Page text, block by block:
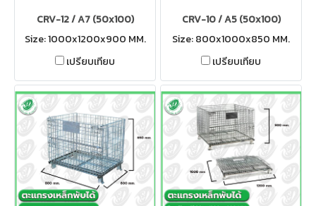
CRV-12 / A7 (50x100)
Size: 1000x1200x900 MM.
เปรียบเทียบ
CRV-10 / A5 (50x100)
Size: 800x1000x850 MM.
เปรียบเทียบ